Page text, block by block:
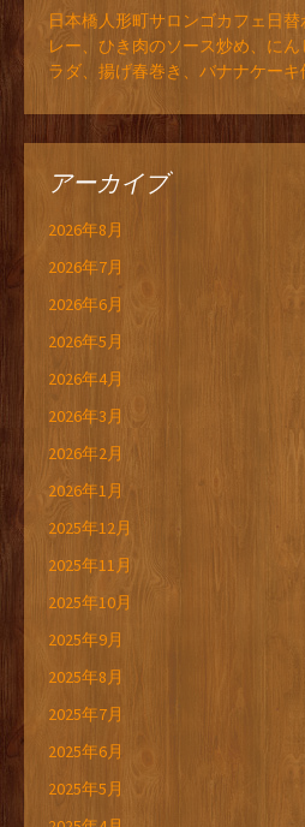
日本橋人形町サロンゴカフェ日
レー、ひき肉のソース炒め、に
ラダ、揚げ春巻き、バナナケーキ
アーカイブ
2026年8月
2026年7月
2026年6月
2026年5月
2026年4月
2026年3月
2026年2月
2026年1月
2025年12月
2025年11月
2025年10月
2025年9月
2025年8月
2025年7月
2025年6月
2025年5月